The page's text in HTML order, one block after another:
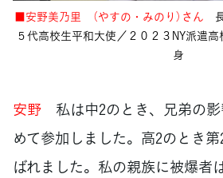
■安野美乃里 （やすの・みのり）さん
５代高校生平和大使／２０２３NY派遣
身
安野 私は中2のとき、兄弟の
めて参加しました。高2のとき
ばれました。私の親族に被爆者